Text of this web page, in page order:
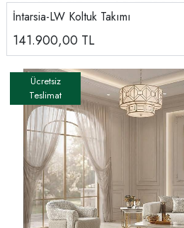
İntarsia-LW Koltuk Takımı
141.900,00 TL